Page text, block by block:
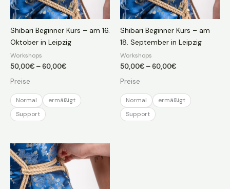
Shibari Beginner Kurs – am 16.
Oktober in Leipzig
Workshops
50,00€ –60,00€Preisspanne:
Preise
Normal
ermäßigt
Support
Shibari Beginner Kurs – am
18. September in Leipzig
Workshops
50,00€ –60,00€Preisspanne:
Preise
Normal
ermäßigt
Support